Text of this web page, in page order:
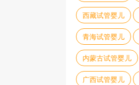
西藏试管婴儿
青海试管婴儿
内蒙古试管婴儿
广西试管婴儿